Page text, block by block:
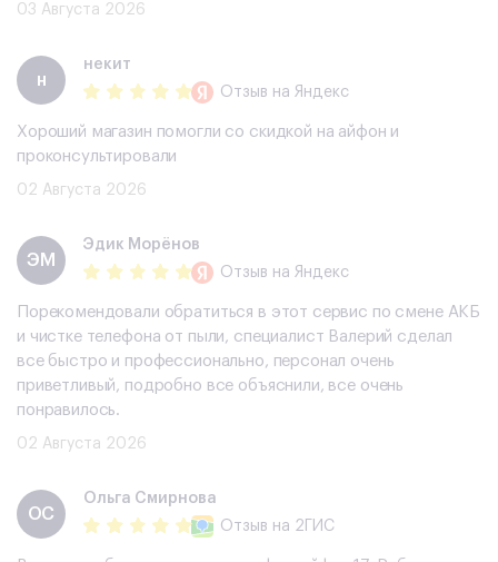
03 Августа 2026
н
некит
Отзыв на Яндекс
Хороший магазин помогли со скидкой на айфон и
проконсультировали
02 Августа 2026
ЭМ
Эдик Морёнов
Отзыв на Яндекс
Порекомендовали обратиться в этот сервис по смене АКБ
и чистке телефона от пыли, специалист Валерий сделал
все быстро и профессионально, персонал очень
приветливый, подробно все объяснили, все очень
понравилось.
02 Августа 2026
ОС
Ольга Смирнова
Отзыв на 2ГИС